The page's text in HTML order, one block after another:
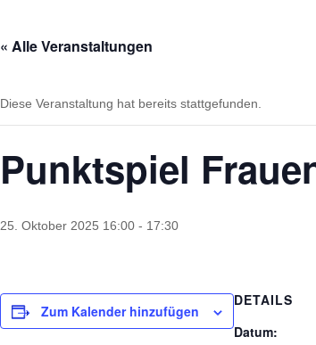
« Alle Veranstaltungen
Diese Veranstaltung hat bereits stattgefunden.
Punktspiel
25. Oktober 2025 16:00 - 17:30
Zum Kalender hinzufügen
DETAILS
Datum: